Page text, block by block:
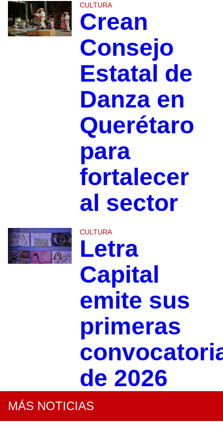
CULTURA
Crean
Consejo
Estatal de
Danza en
Querétaro
para
fortalecer
al sector
CULTURA
Letra
Capital
emite sus
primeras
de 2026
MÁS NOTICIAS